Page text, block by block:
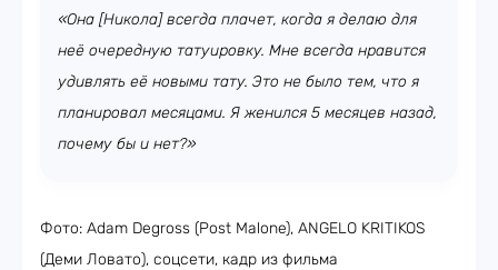
«Она [Никола] всегда плачет, когда я делаю для
неё очередную татуировку. Мне всегда нравится
удивлять её новыми тату. Это не было тем, что я
планировал месяцами. Я женился 5 месяцев назад,
почему бы и нет?»
Фото: Adam Degross (Post Malone), ANGELO KRITIKOS
(Деми Ловато), соцсети, кадр из фильма